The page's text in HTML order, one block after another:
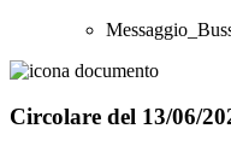
Circolare del 13/06/